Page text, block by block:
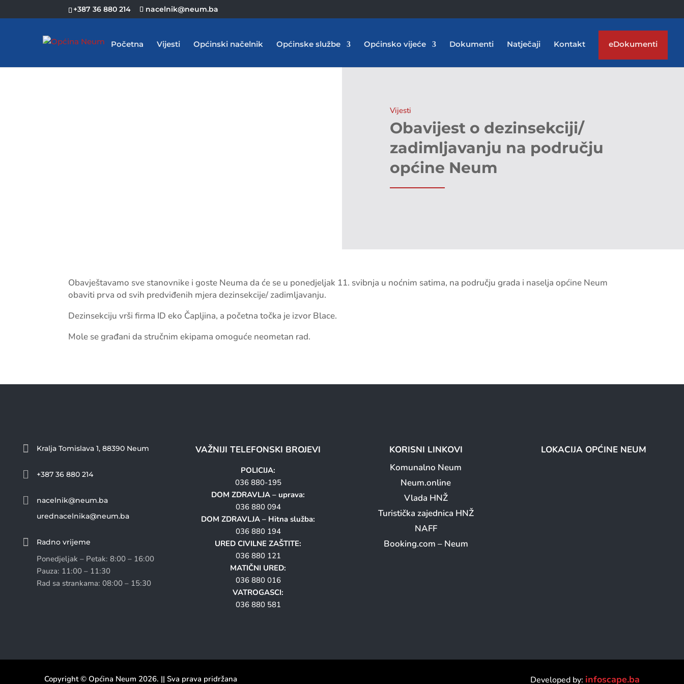
+387 36 880 214 nacelnik@neum.ba
Početna Vijesti Općinski načelnik Općinske službe Općinsko vijeće Dokumenti Natječaji Kontakt eDokumenti
Vijesti
Obavijest o dezinsekciji/
zadimljavanju na području
općine Neum
Obavještavamo sve stanovnike i goste Neuma da će se u ponedjeljak 11. svibnja u noćnim satima, na području grada i naselja općine Neum
obaviti prva od svih predviđenih mjera dezinsekcije/ zadimljavanju.
Dezinsekciju vrši firma ID eko Čapljina, a početna točka je izvor Blace.
Mole se građani da stručnim ekipama omoguće neometan rad.
 Kralja Tomislava 1, 88390 Neum
 +387 36 880 214

nacelnik@neum.ba
urednacelnika@neum.ba
 Radno vrijeme
Ponedjeljak – Petak: 8:00 – 16:00
Pauza: 11:00 – 11:30
Rad sa strankama: 08:00 – 15:30
VAŽNIJI TELEFONSKI BROJEVI
POLICIJA:
036 880-195
DOM ZDRAVLJA – uprava:
036 880 094
DOM ZDRAVLJA – Hitna služba:
036 880 194
URED CIVILNE ZAŠTITE:
036 880 121
MATIČNI URED:
036 880 016
VATROGASCI:
036 880 581
KORISNI LINKOVI
Komunalno Neum
Neum.online
Vlada HNŽ
Turistička zajednica HNŽ
NAFF
Booking.com – Neum
LOKACIJA OPĆINE NEUM
Copyright © Općina Neum 2026. || Sva prava pridržana Developed by: infoscape.ba